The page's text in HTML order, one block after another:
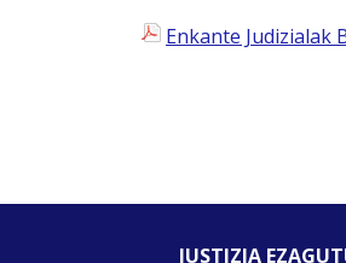
Enkante Judizialak
JUSTIZIA